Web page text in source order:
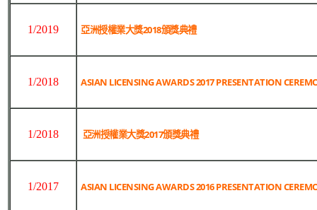
1/2019 亞洲授權業大獎2018頒獎典禮
1/2018 ASIAN LICENSING AWARDS 2017 PRESENTATION
1/2018 亞洲授權業大獎2017頒獎典禮
1/2017 ASIAN LICENSING AWARDS 2016 PRESENTATION